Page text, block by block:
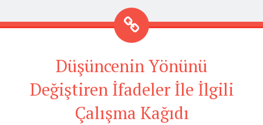
Düşüncenin Yönünü
Değiştiren İfadeler İle İlgili
Çalışma Kağıdı